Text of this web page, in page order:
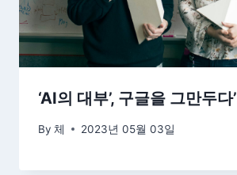
‘AI의 대부’, 구글을 그만두다’
By 체 2023년 05월 03일